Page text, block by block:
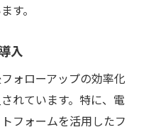
す。
入
ォローアップの効率化
れています。特に、電
フォームを活用したフ